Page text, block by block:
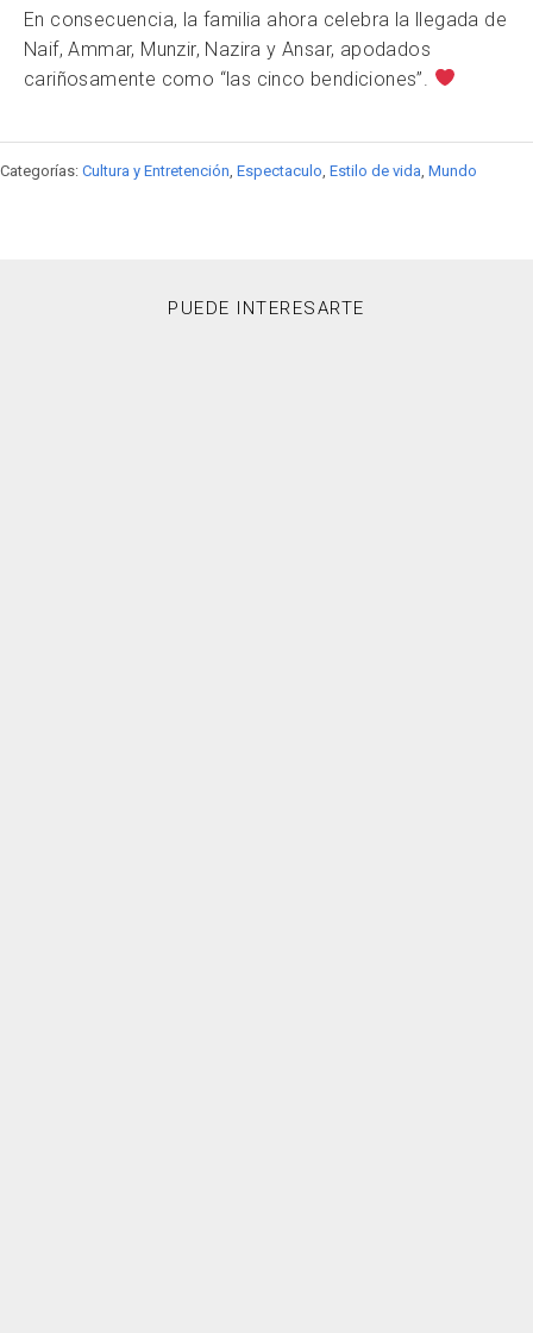
En consecuencia, la familia ahora celebra la llegada de
Naif, Ammar, Munzir, Nazira y Ansar, apodados
cariñosamente como “las cinco bendiciones”.
Categorías: Cultura y Entretención Espectaculo Estilo de vida Mundo
PUEDE INTERESARTE